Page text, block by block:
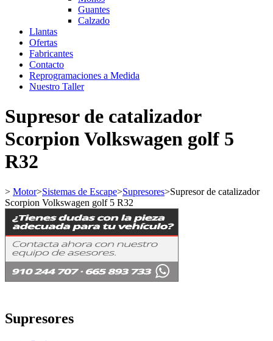
Guantes
Calzado
Llantas
Ofertas
Fabricantes
Contacto
Reprogramaciones a Medida
Nuestro Taller
Supresor de catalizador
Scorpion Volkswagen golf 5
R32
> Motor>Sistemas de Escape>Supresores>Supresor de catalizador
Scorpion Volkswagen golf 5 R32
Supresores